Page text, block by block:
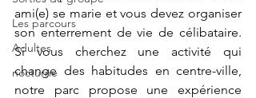
Les parcours
Adultes
nocturne
ami(e) se marie et vous devez organiser
son enterrement de vie de célibataire.
Si vous cherchez une activité qui
change des habitudes en centre-ville,
notre parc propose une expérience